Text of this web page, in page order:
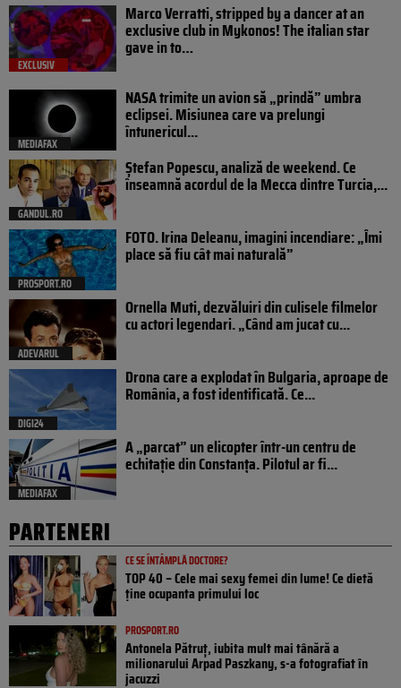
EXCLUSIV
Marco Verratti, stripped by a dancer at an
exclusive club in Mykonos! The italian star
gave in to…
MEDIAFAX
NASA trimite un avion să „prindă” umbra
eclipsei. Misiunea care va prelungi
întunericul...
GANDUL.RO
Ștefan Popescu, analiză de weekend. Ce
înseamnă acordul de la Mecca dintre Turcia,...
PROSPORT.RO
FOTO. Irina Deleanu, imagini incendiare: „Îmi
place să fiu cât mai naturală”
ADEVARUL
Ornella Muti, dezvăluiri din culisele filmelor
cu actori legendari. „Când am jucat cu...
DIGI24
Drona care a explodat în Bulgaria, aproape de
România, a fost identificată. Ce...
MEDIAFAX
A „parcat” un elicopter într-un centru de
echitație din Constanța. Pilotul ar fi...
PARTENERI
CE SE ÎNTÂMPLĂ DOCTORE?
TOP 40 – Cele mai sexy femei din lume! Ce dietă
ține ocupanta primului loc
PROSPORT.RO
Antonela Pătruț, iubita mult mai tânără a
milionarului Arpad Paszkany, s-a fotografiat în
jacuzzi